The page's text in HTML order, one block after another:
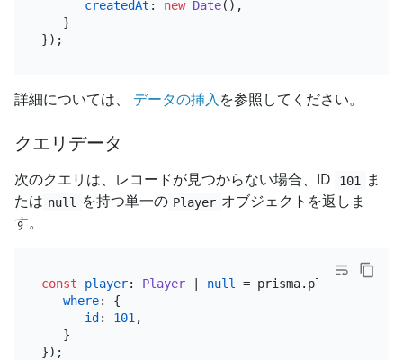
createdAt : new Date(),
   }
詳細については、 データの挿入 を参照してください。
クエリデータ
次のクエリは、レコードが見つからない場合、ID 101
ま
たは null を持つ単一の Player オブジェクトを返しま
す。
const player: Player | null = prisma. player
where: {
id : 101 ,
   }